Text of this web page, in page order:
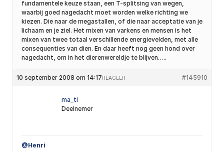
fundamentele keuze staan, een T-splitsing van wegen,
waarbij goed nagedacht moet worden welke richting we
kiezen. Die naar de megastallen, of die naar acceptatie van je
lichaam en je ziel. Het mixen van varkens en mensen is het
mixen van twee totaal verschillende energievelden, met alle
consequenties van dien. En daar heeft nog geen hond over
nagedacht, om in het dierenwereldje te blijven…..
10 september 2008 om 14:17 #145910
REAGEER
ma_ti
Deelnemer
@Henri